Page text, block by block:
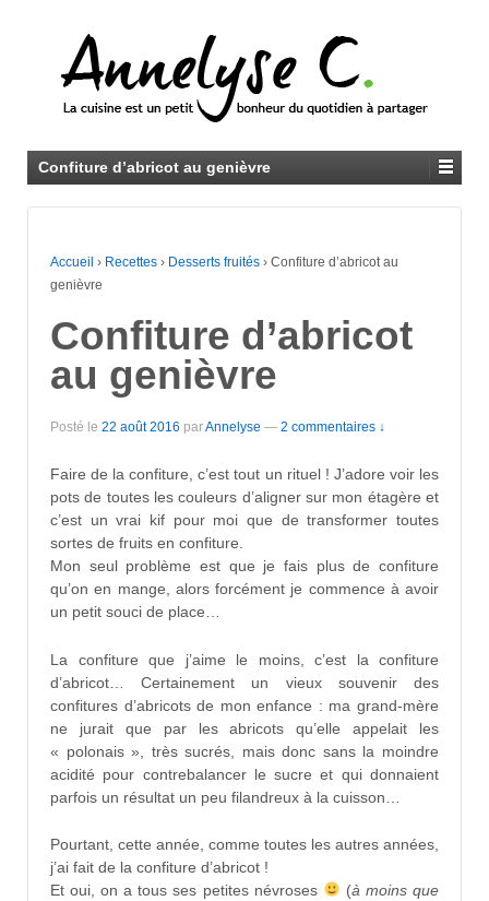
Confiture d’abricot au genièvre
Accueil › Recettes › Desserts fruités › Confiture d’abricot au
genièvre
Confiture d’abricot
au genièvre
Posté le 22 août 2016 parAnnelyse — 2 commentaires ↓
Faire de la confiture, c’est tout un rituel ! J’adore voir les
pots de toutes les couleurs d’aligner sur mon étagère et
c’est un vrai kif pour moi que de transformer toutes
sortes de fruits en confiture.
Mon seul problème est que je fais plus de confiture
qu’on en mange, alors forcément je commence à avoir
un petit souci de place…
La confiture que j’aime le moins, c’est la confiture
d’abricot… Certainement un vieux souvenir des
confitures d’abricots de mon enfance : ma grand-mère
ne jurait que par les abricots qu’elle appelait les
« polonais », très sucrés, mais donc sans la moindre
acidité pour contrebalancer le sucre et qui donnaient
parfois un résultat un peu filandreux à la cuisson…
Pourtant, cette année, comme toutes les autres années,
j’ai fait de la confiture d’abricot !
Et oui, on a tous ses petites névroses
(à moins que